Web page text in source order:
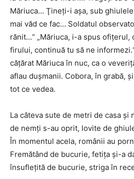
Măriuca… Ţineţi-i aşa, sub
mai văd ce fac… Soldatul
rănit…“ „Măriuca, i-a spus ofiţerul,
firului, continuă tu să ne
căţărat Măriuca în nuc, ca o
aflau duşmanii. Cobora, în grabă,
tot ce vedea.
La câteva sute de metri de casa şi
de nemţi s-au oprit, lovite de
În momentul acela, românii au
Fremătând de bucurie, fetiţa şi-a
însufleţită de bucurie, striga în